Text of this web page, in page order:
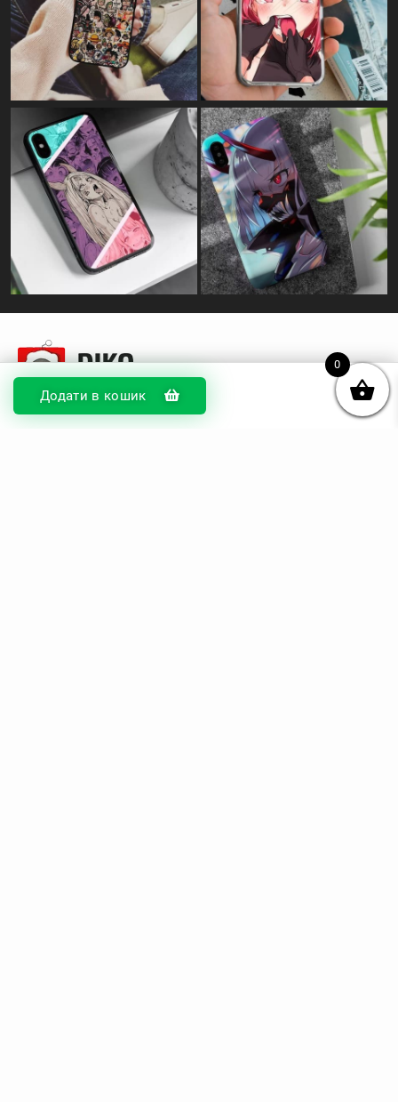
Додати в кошик
0